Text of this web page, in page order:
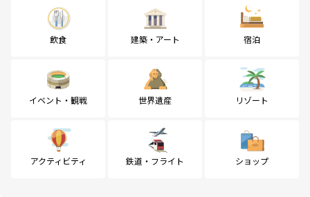
飲食 建築・アート 宿泊
イベント・観戦 世界遺産 リゾート
アクティビティ 鉄道・フライト ショップ